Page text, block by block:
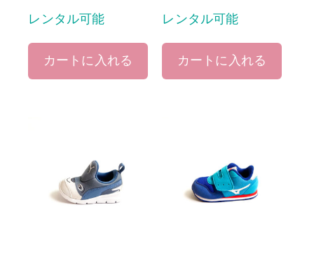
レンタル可能
カートに入れる
レンタル可能
カートに入れる